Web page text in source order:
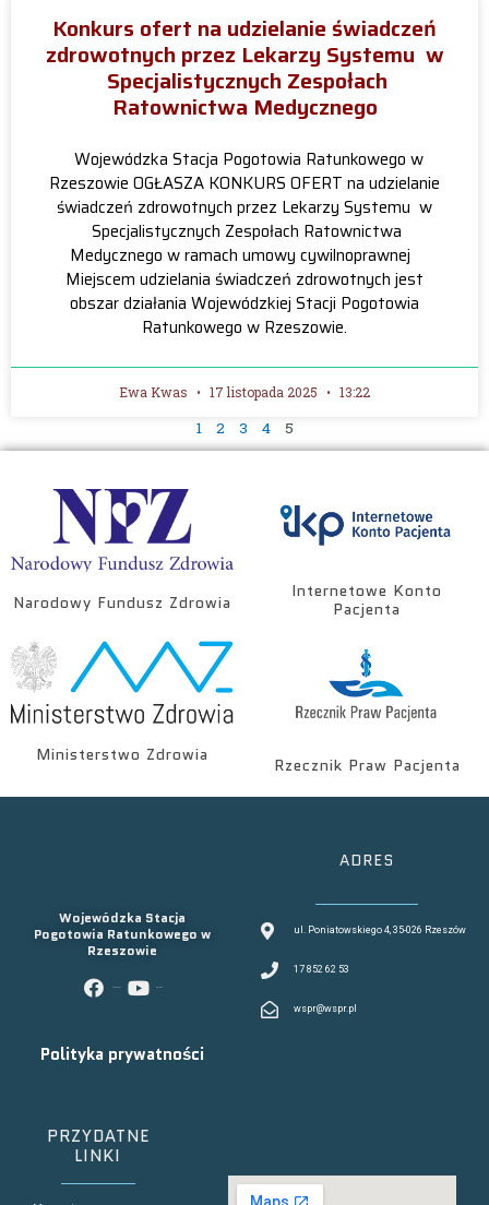
Konkurs ofert na udzielanie świadczeń
zdrowotnych przez Lekarzy Systemu w
Specjalistycznych Zespołach
Ratownictwa Medycznego
Wojewódzka Stacja Pogotowia Ratunkowego w
Rzeszowie OGŁASZA KONKURS OFERT na udzielanie
świadczeń zdrowotnych przez Lekarzy Systemu w
Specjalistycznych Zespołach Ratownictwa
Medycznego w ramach umowy cywilnoprawnej
Miejscem udzielania świadczeń zdrowotnych jest
obszar działania Wojewódzkiej Stacji Pogotowia
Ratunkowego w Rzeszowie.
Ewa Kwas 17 listopada 2025 13:22
1 2 3 4 5
Narodowy Fundusz Zdrowia
Internetowe Konto
Pacjenta
Ministerstwo Zdrowia
Rzecznik Praw Pacjenta
Wojewódzka Stacja
Pogotowia Ratunkowego w
Rzeszowie
Polityka prywatności
ADRES
ul. Poniatowskiego 4, 35-026 Rzeszów
17 852 62 53
wspr@wspr.pl
PRZYDATNE
LINKI